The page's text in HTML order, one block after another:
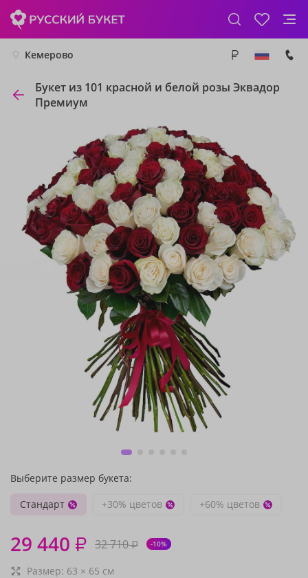
Кемерово
Букет из 101 красной и белой розы Эквадор
Премиум
Выберите размер букета:
Стандарт
+30% цветов +60% цветов
29 440 ₽ 32 710₽ -10%
Размер: 63 × 65 см